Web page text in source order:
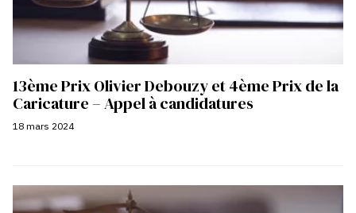
13ème Prix Olivier Debouzy et 4ème Prix de la
Caricature – Appel à candidatures
18 mars 2024